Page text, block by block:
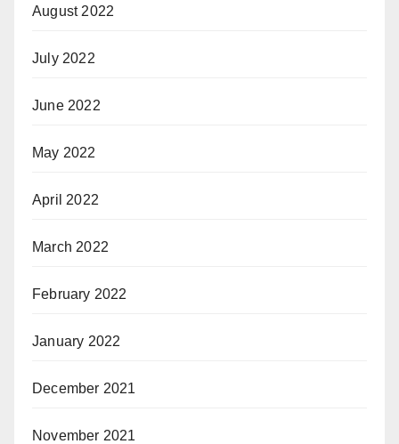
August 2022
July 2022
June 2022
May 2022
April 2022
March 2022
February 2022
January 2022
December 2021
November 2021